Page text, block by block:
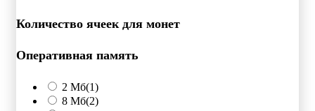
Количество ячеек для монет
Оперативная память
2 Мб(1)
8 Мб(2)